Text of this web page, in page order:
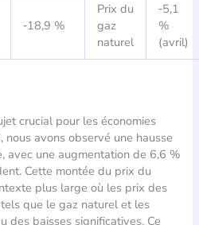
‑18,9 %
Prix du
gaz
naturel
‑5,1
%
(avril)
crucial pour les économies
avons observé une hausse
avec une augmentation de 6,6 %
Cette montée du prix du
plus large où les prix des
que le gaz naturel et les
des baisses significatives. Ce